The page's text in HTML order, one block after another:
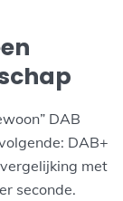
DAB
DAB+
met
seconde.